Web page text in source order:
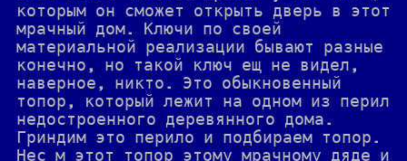
которым он сможет открыть дверь в этот
мрачный дом. Ключи по своей
материальной реализации бывают разные
конечно, но такой ключ ещ не видел,
наверное, никто. Это обыкновенный
топор, который лежит на одном из перил
недостроенного деревянного дома.
Гриндим это перило и подбираем топор.
Нес м этот топор этому мрачному дяде и